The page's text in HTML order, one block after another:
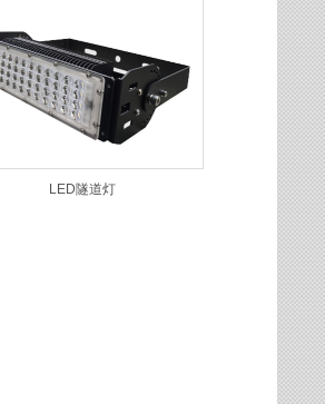
LED隧道灯